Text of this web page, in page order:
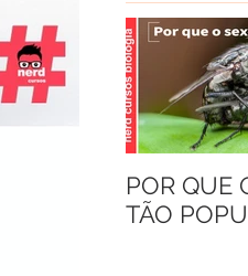
POR QUE
TÃO